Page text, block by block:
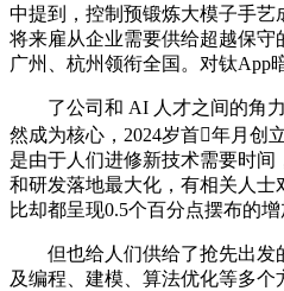
中提到，控制预锻炼大模子手艺
将来雇从企业需要供给超越保守
广州、杭州领衔全国。对钛App
了公司和 AI 人才之间的角力
然成为核心，2024岁首年月创
是由于人们进修新技术需要时
和研发落地最大化，有相关人士
比却都呈现0.5个百分点摆布的增
但也给人们供给了抢先出发
及编程、建模、算法优化等多